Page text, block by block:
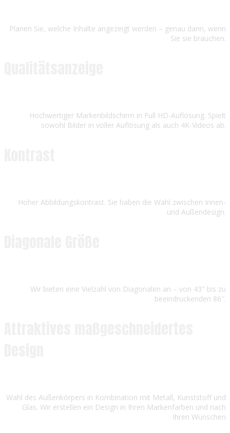
Planen Sie, welche Inhalte angezeigt werden – genau dann, wenn
Sie sie brauchen.
Hochwertiger Markenbildschirm in Full HD-Auflösung. Spielt
sowohl Bilder in voller Auflösung als auch 4K-Videos ab.
Hoher Abbildungskontrast. Sie haben die Wahl zwischen Innen-
und Außendesign.
Wir bieten eine Vielzahl von Diagonalen an – von 43″ bis zu
beeindruckenden 86″.
Wahl des Außenkörpers in Kombination mit Metall, Kunststoff und
Glas. Wir erstellen ein Design in Ihren Markenfarben und nach
Ihren Wünschen